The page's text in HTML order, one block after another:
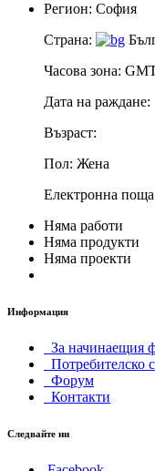
Регион: София
Страна:
Часова зона:
Дата на раждане:
Възраст:
Пол: Жена
Електронна поща
Няма работи
Няма продукти
Няма проекти
Информация
За начинаещия
Потребителско
Форум
Контакти
Следвайте ни